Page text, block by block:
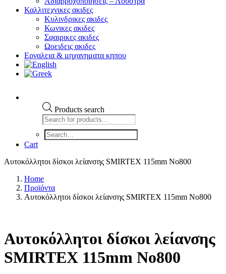
Καλλιτεχνικες ακιδες
Κυλινδρικες ακιδες
Κωνικες ακιδες
Σφαιρικες ακιδες
Ωοειδεις ακιδες
Εργαλεια & μηχανηματα κηπου
Products search
Cart
Αυτοκόλλητοι δίσκοι λείανσης SMIRTEX 115mm No800
Home
Προϊόντα
Αυτοκόλλητοι δίσκοι λείανσης SMIRTEX 115mm No800
Αυτοκόλλητοι δίσκοι λείανσης
SMIRTEX 115mm No800